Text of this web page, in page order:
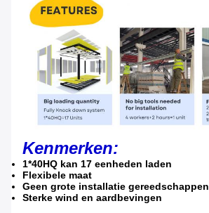
Kenmerken:
1*40HQ kan 17 eenheden laden
Flexibele maat
Geen grote installatie gereedschappen
Sterke wind en aardbevingen